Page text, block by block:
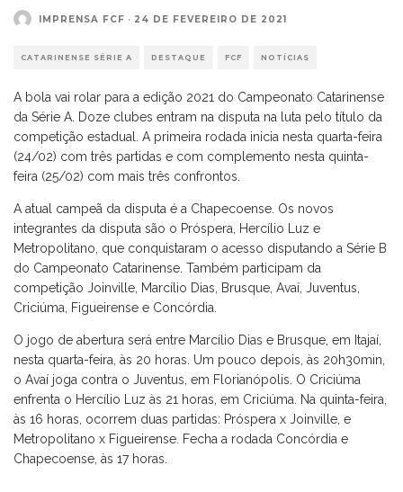
IMPRENSA FCF · 24 DE FEVEREIRO DE 2021
CATARINENSE SÉRIE A DESTAQUE FCF NOTÍCIAS
A bola vai rolar para a edição 2021 do Campeonato Catarinense
da Série A. Doze clubes entram na disputa na luta pelo título da
competição estadual. A primeira rodada inicia nesta quarta-feira
(24/02) com três partidas e com complemento nesta quinta-
feira (25/02) com mais três confrontos.
A atual campeã da disputa é a Chapecoense. Os novos
integrantes da disputa são o Próspera, Hercílio Luz e
Metropolitano, que conquistaram o acesso disputando a Série B
do Campeonato Catarinense. Também participam da
competição Joinville, Marcílio Dias, Brusque, Avaí, Juventus,
Criciúma, Figueirense e Concórdia.
O jogo de abertura será entre Marcílio Dias e Brusque, em Itajaí,
nesta quarta-feira, às 20 horas. Um pouco depois, às 20h30min,
o Avaí joga contra o Juventus, em Florianópolis. O Criciúma
enfrenta o Hercílio Luz às 21 horas, em Criciúma. Na quinta-feira,
às 16 horas, ocorrem duas partidas: Próspera x Joinville, e
Metropolitano x Figueirense. Fecha a rodada Concórdia e
Chapecoense, às 17 horas.